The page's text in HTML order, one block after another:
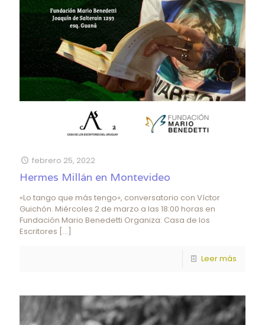
febrero 25, 2022
Hermes Millán en Montevideo
«Lo tango que más tengo», conversatorio con Víctor
Guichón. Miércoles 2 de marzo a las 18:00 horas en
Fundación Mario Benedetti Organiza: Casa de los
Escritores […]
Leer más